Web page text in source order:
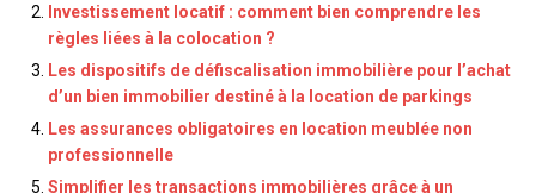
Investissement locatif : comment bien comprendre les
règles liées à la colocation ?
Les dispositifs de défiscalisation immobilière pour l’achat
d’un bien immobilier destiné à la location de parkings
Les assurances obligatoires en location meublée non
professionnelle
Simplifier les transactions immobilières grâce à un